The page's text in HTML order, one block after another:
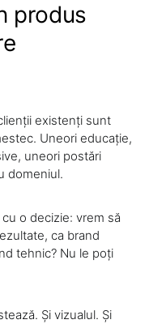
produs
existenți sunt
Uneori educație,
uneori postări
domeniul.
o decizie: vrem să
ca brand
tehnic? Nu le poți
Și vizualul. Și